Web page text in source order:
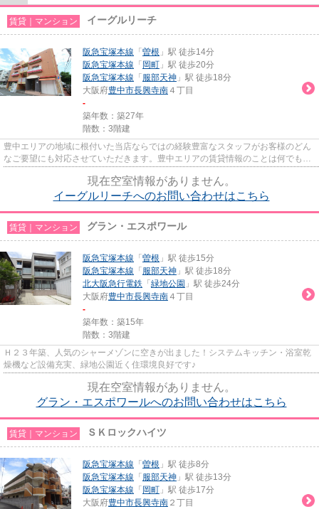
賃貸｜マンション イーグルリーチ
阪急宝塚本線 「 曽根 」駅 徒歩14分
阪急宝塚本線 「 岡町 」駅 徒歩20分
阪急宝塚本線 「 服部天神 」駅 徒歩18分
大阪府豊中市長興寺南 ４丁目
-
築年数：築27年
階数：3階建
豊中エリアの地域に根付いた当店ならではの経験豊富なスタッフがお客様のどん
なご要望にも対応させていただきます。豊中エリアの賃貸情報のことは何でもお
現在空室情報がありません。
イーグルリーチへのお問い合わせはこちら
賃貸｜マンション グラン・エスポワール
阪急宝塚本線 「 曽根 」駅 徒歩15分
阪急宝塚本線 「 服部天神 」駅 徒歩18分
北大阪急行電鉄 「 緑地公園 」駅 徒歩24分
大阪府豊中市長興寺南 ４丁目
-
築年数：築15年
階数：3階建
Ｈ２３年築、人気のシャーメゾンに空きが出ました！システムキッチン・浴室乾
燥機など設備充実、緑地公園近く住環境良好です♪
現在空室情報がありません。
グラン・エスポワールへのお問い合わせはこちら
賃貸｜マンション ＳＫロックハイツ
阪急宝塚本線 「 曽根 」駅 徒歩8分
阪急宝塚本線 「 服部天神 」駅 徒歩13分
阪急宝塚本線 「 岡町 」駅 徒歩17分
大阪府豊中市長興寺南 ２丁目